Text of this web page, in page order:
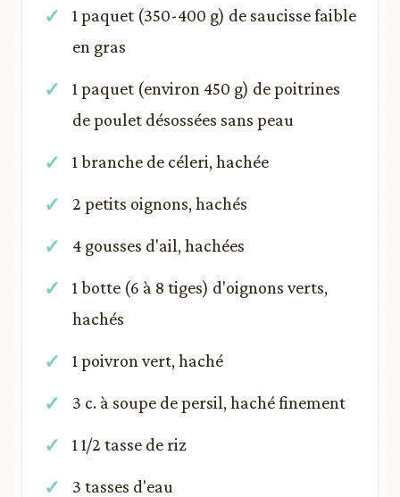
1 paquet (350-400 g) de saucisse faible
en gras
1 paquet (environ 450 g) de poitrines
de poulet désossées sans peau
1 branche de céleri, hachée
2 petits oignons, hachés
4 gousses d'ail, hachées
1 botte (6 à 8 tiges) d'oignons verts,
hachés
1 poivron vert, haché
3 c. à soupe de persil, haché finement
1 1/2 tasse de riz
3 tasses d'eau